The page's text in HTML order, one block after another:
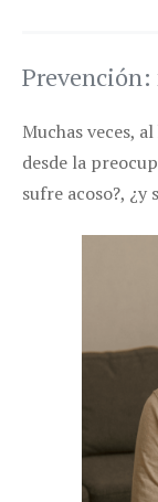
Prevención:
Muchas veces,
desde la
sufre acoso?, ¿y